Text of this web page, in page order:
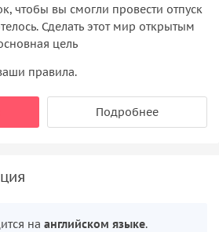
чтобы вы смогли провести отпуск
Сделать этот мир открытым
цель
правила.
Подробнее
на английском языке.